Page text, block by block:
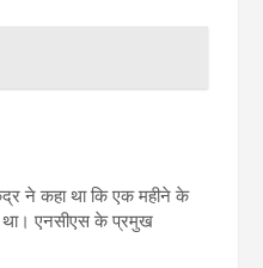
ने कहा था कि एक महीने के
था। एनसीएस के प्रमुख